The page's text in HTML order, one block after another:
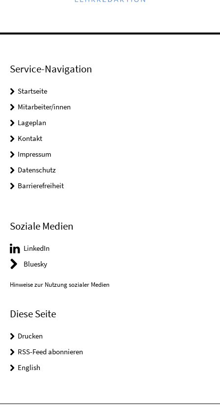
Service-Navigation
Startseite
Mitarbeiter/innen
Lageplan
Kontakt
Impressum
Datenschutz
Barrierefreiheit
Soziale Medien
LinkedIn
Bluesky
Hinweise zur Nutzung sozialer Medien
Diese Seite
Drucken
RSS-Feed abonnieren
English